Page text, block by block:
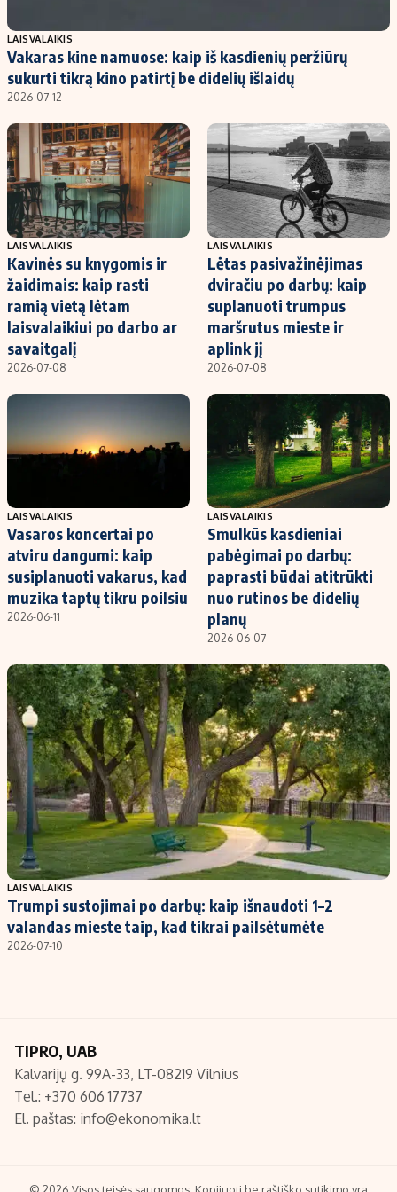
Populiarios temos
Investavimas
Akcijų rinka
Saulės elektrinės
Kriptovaliutos
Infliacija
Migracija
Titulinis
Nedarbo išmokos skaičiuoklė
Indėlių skaičiuoklė
Būsto finansai
Įdomios naujienos
Redakcija
Apie mus
Redakcijos politika
Privatumo politika
Turinio žymėjimo taisyklės
Regionų naujienos
Indėlių palūkanos
LAISVALAIKIS
Vakaras kine namuose: kaip iš kasdienių peržiūrų
sukurti tikrą kino patirtį be didelių išlaidų
2026-07-12
LAISVALAIKIS
Kavinės su knygomis ir
žaidimais: kaip rasti
ramią vietą lėtam
laisvalaikiui po darbo ar
savaitgalį
2026-07-08
LAISVALAIKIS
Lėtas pasivažinėjimas
dviračiu po darbų: kaip
suplanuoti trumpus
maršrutus mieste ir
aplink jį
2026-07-08
LAISVALAIKIS
Vasaros koncertai po
atviru dangumi: kaip
susiplanuoti vakarus, kad
muzika taptų tikru poilsiu
2026-06-11
LAISVALAIKIS
Smulkūs kasdieniai
pabėgimai po darbų:
paprasti būdai atitrūkti
nuo rutinos be didelių
planų
2026-06-07
LAISVALAIKIS
Trumpi sustojimai po darbų: kaip išnaudoti 1–2
valandas mieste taip, kad tikrai pailsėtumėte
2026-07-10
TIPRO, UAB
Kalvarijų g. 99A-33, LT-08219 Vilnius
Tel.: +370 606 17737
El. paštas: info@ekonomika.lt
© 2026 Visos teisės saugomos. Kopijuoti be raštiško sutikimo yra